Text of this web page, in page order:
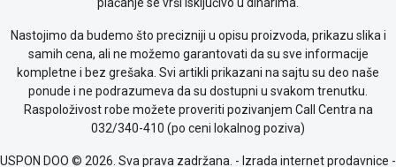
Nastojimo da budemo što precizniji u opisu proizvoda, prikazu slika i
samih cena, ali ne možemo garantovati da su sve informacije
kompletne i bez grešaka. Svi artikli prikazani na sajtu su deo naše
ponude i ne podrazumeva da su dostupni u svakom trenutku.
Raspoloživost robe možete proveriti pozivanjem Call Centra na
032/340-410 (po ceni lokalnog poziva)
USPON DOO © 2026. Sva prava zadržana. - Izrada internet prodavnice -